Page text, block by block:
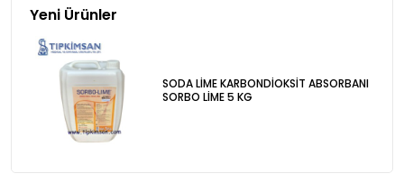
Yeni Ürünler
SODA LİME KARBONDİOKSİT ABSORBANI
SORBO LİME 5 KG